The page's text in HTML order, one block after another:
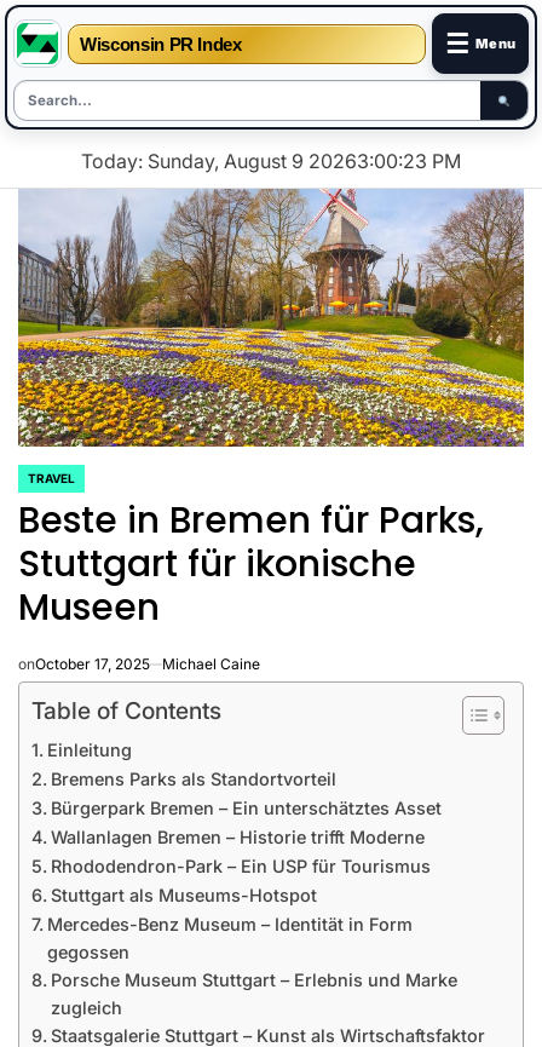
Wisconsin PR Index ☰ Menu
Today: Sunday, August 9 20263:00:24 PM
POSTED
IN
TRAVEL
Beste in Bremen für Parks,
Stuttgart für ikonische
Museen
onOctober 17, 2025 Michael Caine
Table of Contents
Einleitung
Bremens Parks als Standortvorteil
Bürgerpark Bremen – Ein unterschätztes Asset
Wallanlagen Bremen – Historie trifft Moderne
Rhododendron-Park – Ein USP für Tourismus
Stuttgart als Museums-Hotspot
Mercedes-Benz Museum – Identität in Form
gegossen
Porsche Museum Stuttgart – Erlebnis und Marke
zugleich
Staatsgalerie Stuttgart – Kunst als Wirtschaftsfaktor